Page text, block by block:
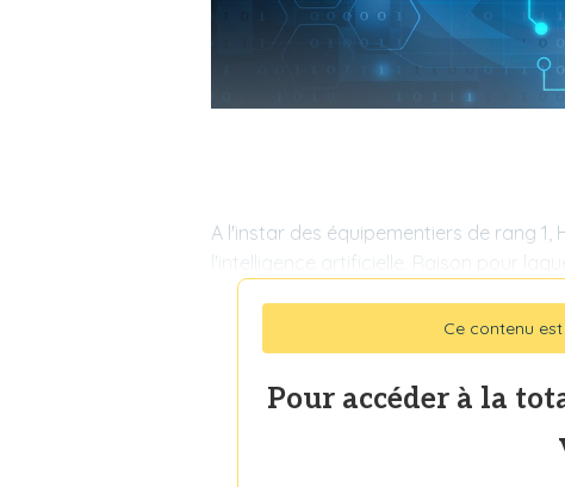
A l'instar des équipementiers de rang
l'intelligence artificielle. Raison pour
Ce contenu est
Pour accéder à la